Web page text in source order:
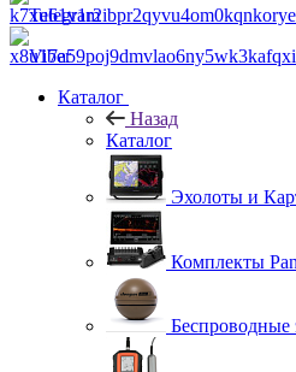
Telegram
Viber
Каталог
Назад
Каталог
Эхолоты и
Комплекты
Беспроводные